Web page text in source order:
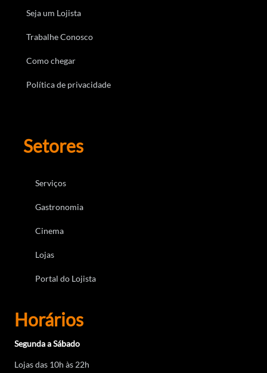
Seja um Lojista
Trabalhe Conosco
Como chegar
Política de privacidade
Setores
Serviços
Gastronomia
Cinema
Lojas
Portal do Lojista
Horários
Segunda a Sábado
Lojas das 10h às 22h